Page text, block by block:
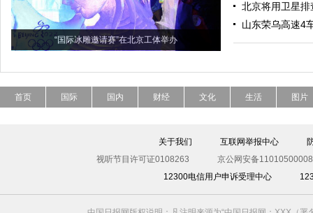
“国际冰雕邀请赛”在北京工体举办
北京将用卫星
山东荣乌高速4
首页 国际 国内 财经 文化 生活 图片
关于我们 互联网举报中心
视听节目许可证0108263
京公网安备
12300电信用户申诉受理中心